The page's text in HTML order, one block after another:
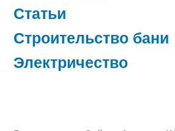
Статьи
Строительство бани
Электричество